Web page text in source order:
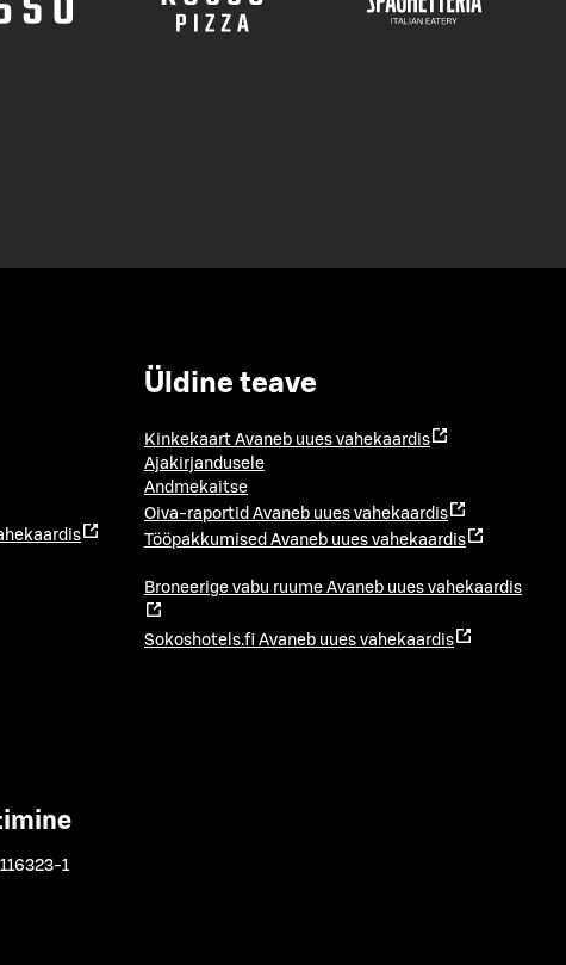
Üldine teave
Kinkekaart Avaneb uues vahekaardis
Ajakirjandusele
Andmekaitse
Oiva-raportid Avaneb uues vahekaardis
Tööpakkumised Avaneb uues vahekaardis
Broneerige vabu ruume Avaneb uues vahekaardis
Sokoshotels.fi Avaneb uues vahekaardis
1